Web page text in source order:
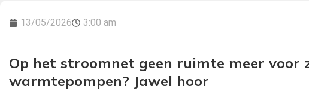
13/05/2026 3:00 am
Op het stroomnet geen ruimte meer voor
warmtepompen? Jawel hoor